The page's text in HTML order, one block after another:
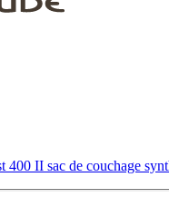
400 II sac de couchage